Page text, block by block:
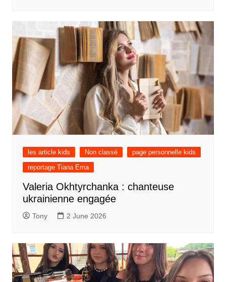
les article kids Non classé
page personnelle kids
reportage Tiana Ema
Valeria Okhtyrchanka : chanteuse
ukrainienne engagée
Tony 2 June 2026